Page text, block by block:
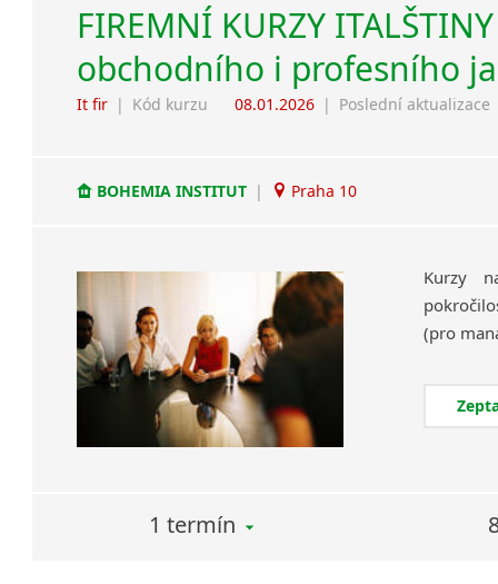
FIREMNÍ KURZY
obchodního i profesního
It fir | Kód kurzu 08.01.2026 | Poslední aktualizace
BOHEMIA INSTITUT | Praha 10
Kurzy
1 termín